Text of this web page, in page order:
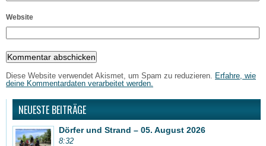
Website
Diese Website verwendet Akismet, um Spam zu reduzieren.
Erfahre, wie
deine Kommentardaten verarbeitet werden.
NEUESTE BEITRÄGE
Dörfer und Strand – 05. August 2026
8:32